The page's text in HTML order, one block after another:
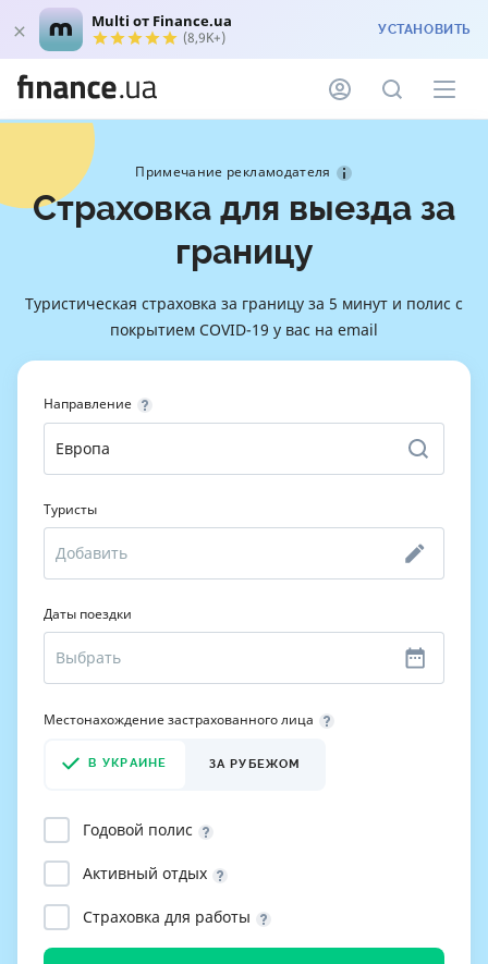
Multi от Finance.ua
(8,9K+) УСТАНОВИТЬ
Примечание рекламодателя
Страховка для выезда за
границу
Туристическая страховка за границу за 5 минут и полис с
покрытием COVID-19 у вас на email
Направление
Туристы
Даты поездки
Местонахождение застрахованного лица
В УКРАИНЕ ЗА РУБЕЖОМ
Годовой полис
Активный отдых
Страховка для работы